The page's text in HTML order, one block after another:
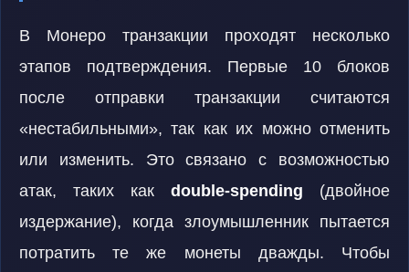
В Монеро транзакции проходят несколько
этапов подтверждения. Первые 10 блоков
после отправки транзакции считаются
«нестабильными», так как их можно отменить
или изменить. Это связано с возможностью
атак, таких как double-spending (двойное
издержание), когда злоумышленник пытается
потратить те же монеты дважды. Чтобы